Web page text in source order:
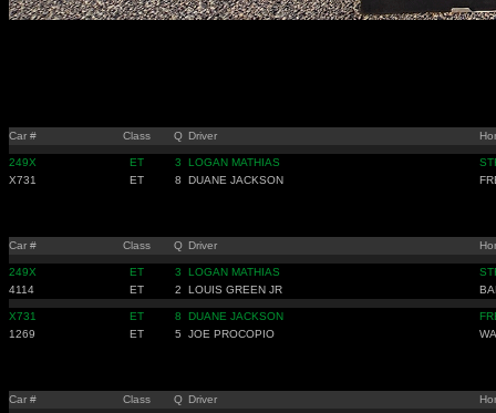
Car # Class Q Driver
249X ET 3 LOGAN MATHIAS
X731
ET 8 DUANE JACKSON
Car # Class Q Driver
249X ET 3 LOGAN MATHIAS
4114
ET 2 LOUIS GREEN JR
X731 ET 8 DUANE JACKSON
1269
ET 5 JOE PROCOPIO
Car # Class Q Driver